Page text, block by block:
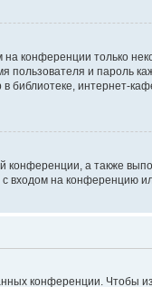
конференции только
пользователя и пароль
интернет-
а также
входом на конференцию
конференции. Чтобы